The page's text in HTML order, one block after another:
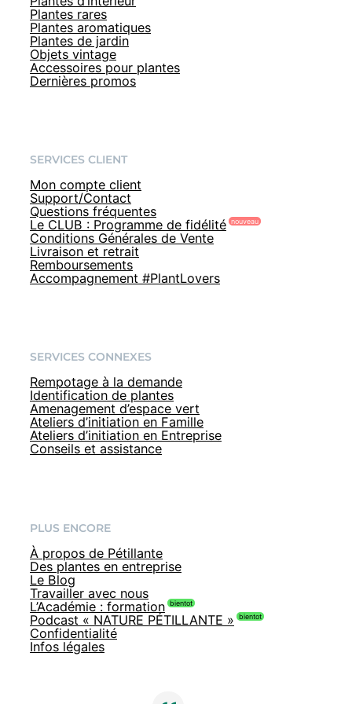
Plantes rares
Plantes aromatiques
Plantes de jardin
Objets vintage
Accessoires pour plantes
Dernières promos
SERVICES CLIENT
Mon compte client
Support/Contact
Questions fréquentes
Le CLUB : Programme de fidélité
Conditions Générales de Vente
Livraison et retrait
Remboursements
Accompagnement #PlantLovers
SERVICES CONNEXES
Rempotage à la demande
Identification de plantes
Amenagement d’espace vert
Ateliers d’initiation en Famille
Ateliers d’initiation en Entreprise
Conseils et assistance
PLUS ENCORE
À propos de Pétillante
Des plantes en entreprise
Le Blog
Travailler avec nous
L’Académie : formation
Podcast « NATURE PÉTILLANTE »
Confidentialité
Infos légales